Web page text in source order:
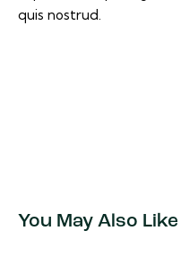
quis nostrud.
You May Also Like